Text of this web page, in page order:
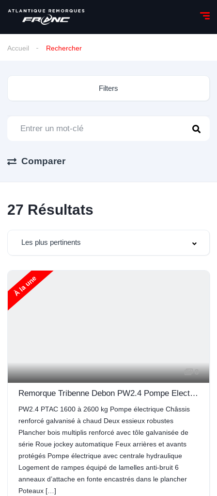
Accueil Rechercher
Filters
Comparer
27 Résultats
Les plus pertinents
À la une
8
Remorque Tribenne Debon PW2.4 Pompe Electrique
PW2.4 PTAC 1600 à 2600 kg Pompe électrique Châssis
renforcé galvanisé à chaud Deux essieux robustes
Plancher bois multiplis renforcé avec tôle galvanisée de
série Roue jockey automatique Feux arrières et avants
protégés Pompe électrique avec centrale hydraulique
Logement de rampes équipé de lamelles anti-bruit 6
anneaux d’attache en fonte encastrés dans le plancher
Poteaux […]